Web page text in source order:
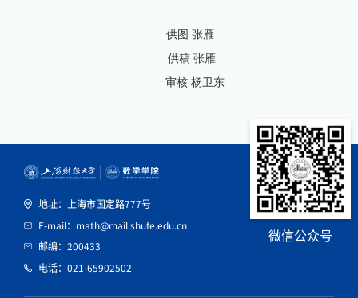
供图 张雁
供稿 张雁
审核 杨卫东
地址：上海市国定路777号
E-mail：math@mail.shufe.edu.cn
邮编：200433
电话：021-65902502
微信公众号